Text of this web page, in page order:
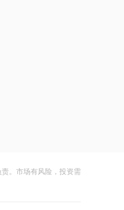
字涨停，达成10
。市场有风险，投资需